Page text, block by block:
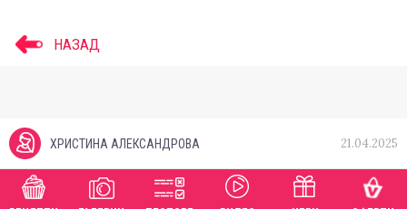
НАЗАД
ХРИСТИНА АЛЕКСАНДРОВА 21.04.2025